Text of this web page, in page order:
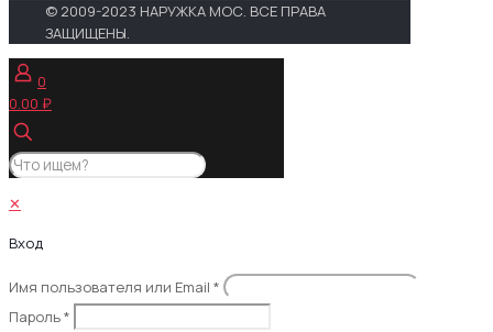
© 2009-2023 НАРУЖКА МОС. ВСЕ ПРАВА
ЗАЩИЩЕНЫ.
0
0.00 ₽
✕
Вход
Имя пользователя или Email *
Пароль*